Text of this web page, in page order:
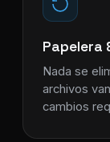
Papelera
Nada se
archivos
cambios